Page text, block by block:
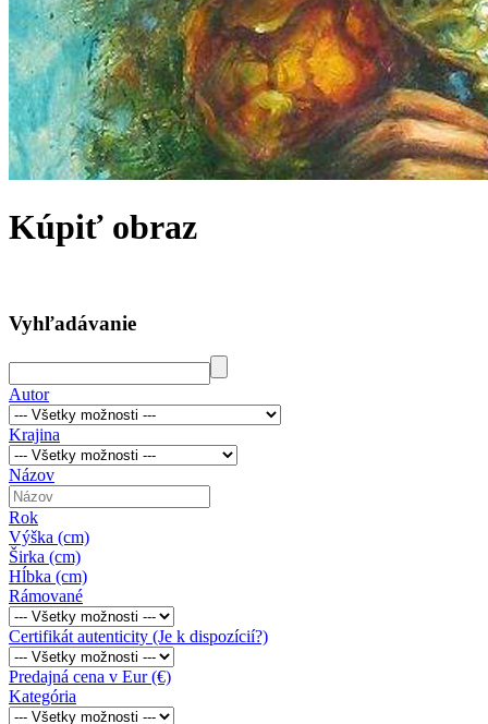
Kúpiť obraz
Vyhľadávanie
Autor
Krajina
Názov
Rok
Výška (cm)
Širka (cm)
Hĺbka (cm)
Rámované
Certifikát autenticity (Je k dispozícií?)
Predajná cena v Eur (€)
Kategória